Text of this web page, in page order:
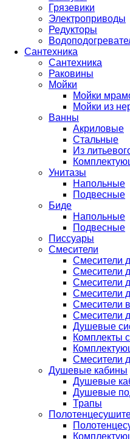
Грязевики
Электроприводы
Редукторы
Сантехника
Сантехника
Раковины
Мойки
Мойки
Мойки из
Ванны
Акриловые
Стальные
Из
Унитазы
Напольные
Подвесные
Биде
Напольные
Подвесные
Писсуары
Смесители
Смесители
Смесители
Смесители
Смесители
Смесители
Смесители
Душевые
Комплекты
Смесители
Душевые кабины
Душевые
Душевые
Трапы